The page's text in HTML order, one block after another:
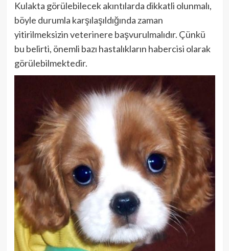
Kulakta görülebilecek akıntılarda dikkatli olunmalı,
böyle durumla karşılaşıldığında zaman
yitirilmeksizin veterinere başvurulmalıdır. Çünkü
bu belirti, önemli bazı hastalıkların habercisi olarak
görülebilmektedir.